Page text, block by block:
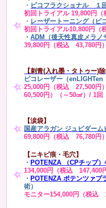
・ ピコフラクショナル １
初回トライアル 19,800円
・ レーザートーニング（
初回トライアル10,800円（
・ADM（後天性真皮メラノ
39,800円（税込 43,780円）
【刺青(入れ墨・タトゥー)除
ピコレーザー（enLIGHTen
25,000円（税込 27,500円
60,500円）（～50㎠）/ 1回
【涙袋】
国産アラガン ジュビダー
69,800円（税込 76,780円）
【ニキビ痕・毛穴】
・ POTENZA （CPチップ）
134,000円（税込 147,400
・ POTENZA ポテンツァプ
術）
モニター154,000円（税込